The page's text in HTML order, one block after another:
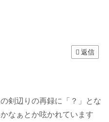
返信
剣辺りの再録に「？」とな
なぁとか呟かれています